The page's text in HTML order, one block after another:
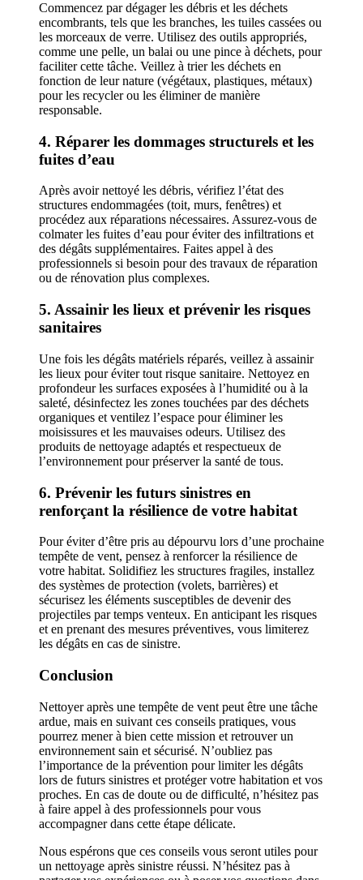
Commencez par dégager les débris et les déchets
encombrants, tels que les branches, les tuiles cassées ou
les morceaux de verre. Utilisez des outils appropriés,
comme une pelle, un balai ou une pince à déchets, pour
faciliter cette tâche. Veillez à trier les déchets en
fonction de leur nature (végétaux, plastiques, métaux)
pour les recycler ou les éliminer de manière
responsable.
4. Réparer les dommages structurels et les
fuites d’eau
Après avoir nettoyé les débris, vérifiez l’état des
structures endommagées (toit, murs, fenêtres) et
procédez aux réparations nécessaires. Assurez-vous de
colmater les fuites d’eau pour éviter des infiltrations et
des dégâts supplémentaires. Faites appel à des
professionnels si besoin pour des travaux de réparation
ou de rénovation plus complexes.
5. Assainir les lieux et prévenir les risques
sanitaires
Une fois les dégâts matériels réparés, veillez à assainir
les lieux pour éviter tout risque sanitaire. Nettoyez en
profondeur les surfaces exposées à l’humidité ou à la
saleté, désinfectez les zones touchées par des déchets
organiques et ventilez l’espace pour éliminer les
moisissures et les mauvaises odeurs. Utilisez des
produits de nettoyage adaptés et respectueux de
l’environnement pour préserver la santé de tous.
6. Prévenir les futurs sinistres en
renforçant la résilience de votre habitat
Pour éviter d’être pris au dépourvu lors d’une prochaine
tempête de vent, pensez à renforcer la résilience de
votre habitat. Solidifiez les structures fragiles, installez
des systèmes de protection (volets, barrières) et
sécurisez les éléments susceptibles de devenir des
projectiles par temps venteux. En anticipant les risques
et en prenant des mesures préventives, vous limiterez
les dégâts en cas de sinistre.
Conclusion
Nettoyer après une tempête de vent peut être une tâche
ardue, mais en suivant ces conseils pratiques, vous
pourrez mener à bien cette mission et retrouver un
environnement sain et sécurisé. N’oubliez pas
l’importance de la prévention pour limiter les dégâts
lors de futurs sinistres et protéger votre habitation et vos
proches. En cas de doute ou de difficulté, n’hésitez pas
à faire appel à des professionnels pour vous
accompagner dans cette étape délicate.
Nous espérons que ces conseils vous seront utiles pour
un nettoyage après sinistre réussi. N’hésitez pas à